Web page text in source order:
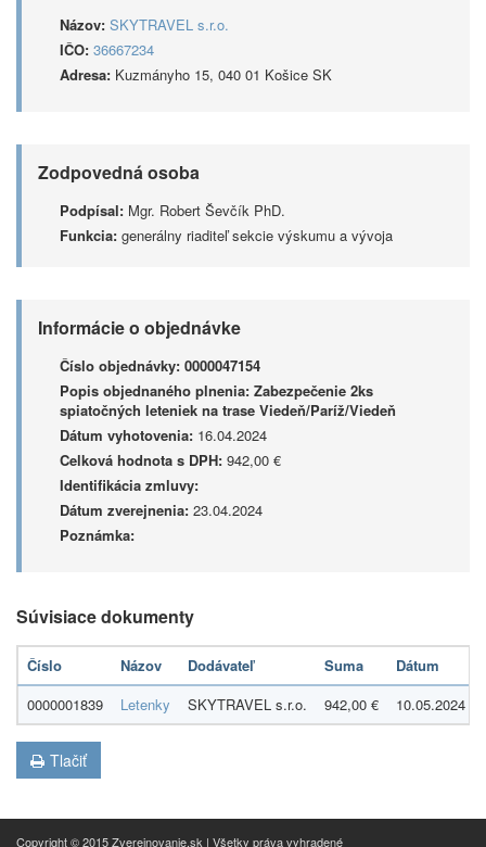
Názov: SKYTRAVEL s.r.o.
IČO: 36667234
Adresa: Kuzmányho 15, 040 01 Košice SK
Zodpovedná osoba
Podpísal: Mgr. Robert Ševčík PhD.
Funkcia: generálny riaditeľ sekcie výskumu a vývoja
Informácie o objednávke
Číslo objednávky: 0000047154
Popis objednaného plnenia: Zabezpečenie 2ks
spiatočných leteniek na trase Viedeň/Paríž/Viedeň
Dátum vyhotovenia: 16.04.2024
Celková hodnota s DPH: 942,00 €
Identifikácia zmluvy:
Dátum zverejnenia: 23.04.2024
Poznámka:
Súvisiace dokumenty
Číslo Názov Dodávateľ Suma Dátum
0000001839
Letenky SKYTRAVEL s.r.o. 942,00 € 10.05.2024
Tlačiť
Copyright © 2015 Zverejnovanie.sk | Všetky práva vyhradené